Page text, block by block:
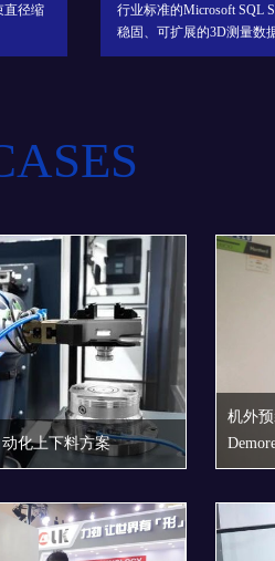
了一个
决方案，采用世界先进的
在保障数据安全的基础上
化上下料方案
机外